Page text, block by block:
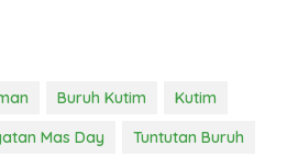
Buruh Kutim
Kutim
Mas Day Tuntutan Buruh